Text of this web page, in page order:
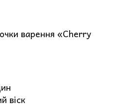
варення «Cherry
віск